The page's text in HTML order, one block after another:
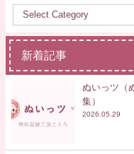
新着記事
ぬいっツ（
集）
2026.05.29